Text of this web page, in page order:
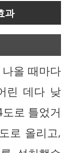
과
올 때마다
린 데다 낮
로 틀었거
로 올리고,